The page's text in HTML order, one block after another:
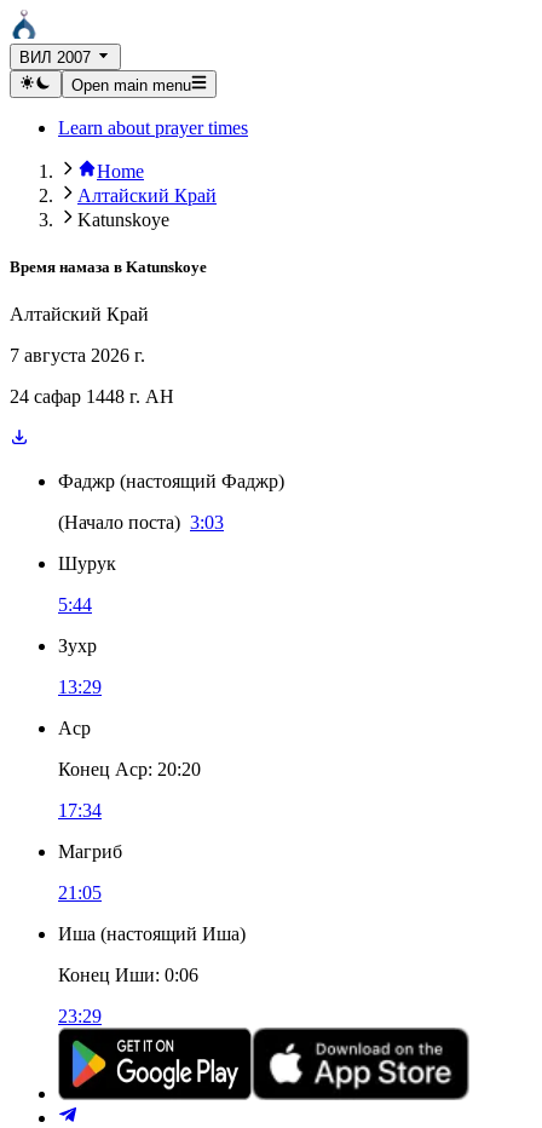
ВИЛ 2007
Open main menu
Learn about prayer times
Home
Алтайский Край
Katunskoye
Время намаза в Katunskoye
Алтайский Край
7 августа 2026 г.
24 сафар 1448 г. AH
Фаджр (настоящий Фаджр)
(Начало поста) 3:03
Шурук
5:44
Зухр
13:29
Аср
Конец Аср: 20:20
17:34
Магриб
21:05
Иша (настоящий Иша)
Конец Иши: 0:06
23:29